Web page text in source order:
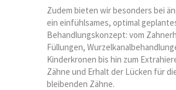
Zudem bieten wir besonders bei
ein einfühlsames, optimal
Behandlungskonzept: vom
Füllungen,
Kinderkronen bis hin zum
Zähne und Erhalt der Lücken für
bleibenden Zähne.